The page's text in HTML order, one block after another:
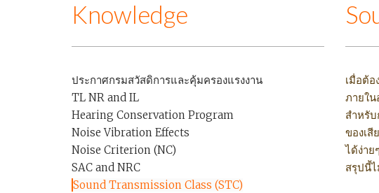
Knowledge
ประกาศกรมสวัสดิการและคุ้มครองแรงงาน
TL NR and IL
Hearing Conservation Program
Noise Vibration Effects
Noise Criterion (NC)
SAC and NRC
Sound Transmission Class (STC)
เมื่อต้อ
ภายใน
สำหรั
ของเสี
ได้ง่าย
สรุปนี้